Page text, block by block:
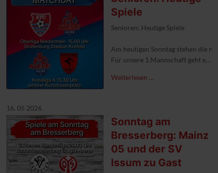
Spiele
Senioren: Heutige Spiele
Am heutigen Sonntag stehen die
Für unsere 1.Mannschaft geht es
Leo's Sportlertreff hat bereits ab
Weiterlesen …
16. 05 2026
Sonntag am
Bresserberg: Mainz
05 und der SV
Issum zu Gast